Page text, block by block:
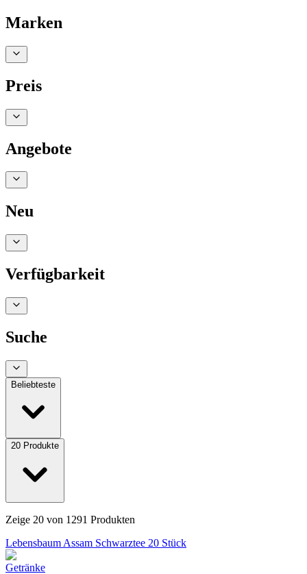
Marken
Preis
Angebote
Neu
Verfügbarkeit
Suche
Beliebteste
20 Produkte
Zeige 20 von 1291 Produkten
Lebensbaum Assam Schwarztee 20 Stück
Getränke